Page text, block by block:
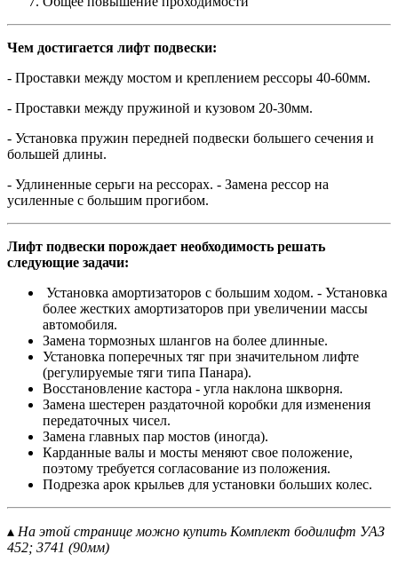
Чем достигается лифт подвески:
- Проставки между мостом и креплением рессоры 40-60мм.
- Проставки между пружиной и кузовом 20-30мм.
- Установка пружин передней подвески большего сечения и
большей длины.
- Удлиненные серьги на рессорах. - Замена рессор на
усиленные с большим прогибом.
Лифт подвески порождает необходимость решать
следующие задачи:
Установка амортизаторов с большим ходом. - Установка
более жестких амортизаторов при увеличении массы
автомобиля.
Замена тормозных шлангов на более длинные.
Установка поперечных тяг при значительном лифте
(регулируемые тяги типа Панара).
Восстановление кастора - угла наклона шкворня.
Замена шестерен раздаточной коробки для изменения
передаточных чисел.
Замена главных пар мостов (иногда).
Карданные валы и мосты меняют свое положение,
поэтому требуется согласование из положения.
Подрезка арок крыльев для установки больших колес.
▴ На этой странице можно купить Комплект бодилифт УАЗ
452; 3741 (90мм)